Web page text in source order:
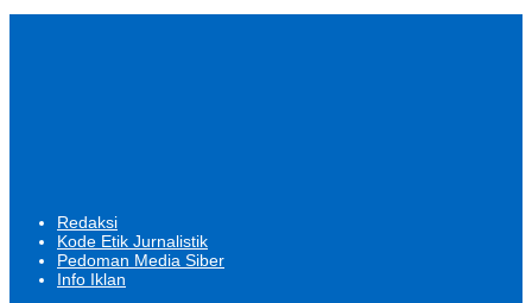
Redaksi
Kode Etik Jurnalistik
Pedoman Media Siber
Info Iklan